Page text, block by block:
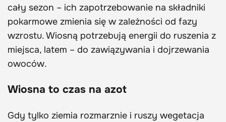
cały sezon – ich zapotrzebowanie na składniki
pokarmowe zmienia się w zależności od fazy
wzrostu. Wiosną potrzebują energii do ruszenia z
miejsca, latem – do zawiązywania i dojrzewania
owoców.
Wiosna to czas na azot
Gdy tylko ziemia rozmarznie i ruszy wegetacja